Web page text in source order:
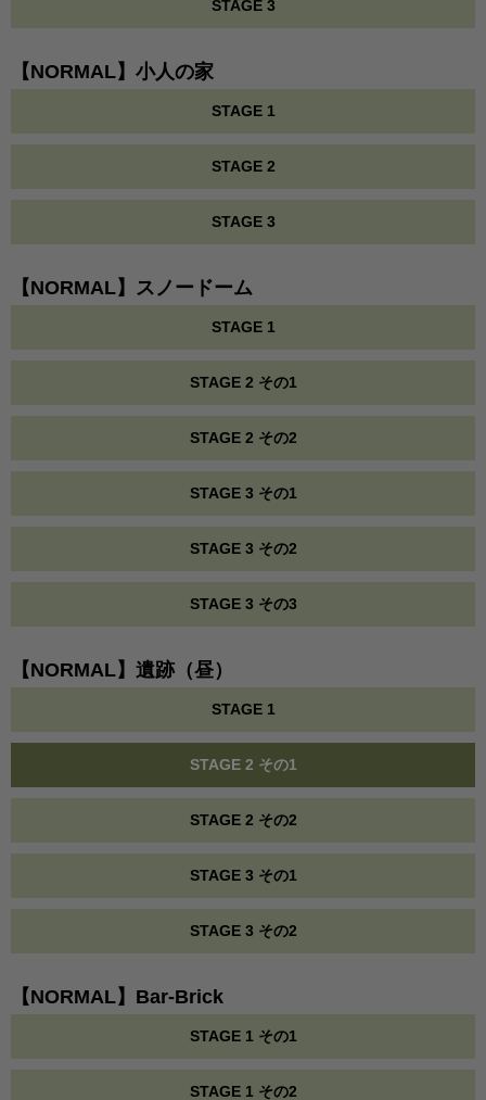
STAGE 3
【NORMAL】小人の家
STAGE 1
STAGE 2
STAGE 3
【NORMAL】スノードーム
STAGE 1
STAGE 2 その1
STAGE 2 その2
STAGE 3 その1
STAGE 3 その2
STAGE 3 その3
【NORMAL】遺跡（昼）
STAGE 1
STAGE 2 その1
STAGE 2 その2
STAGE 3 その1
STAGE 3 その2
【NORMAL】Bar-Brick
STAGE 1 その1
STAGE 1 その2